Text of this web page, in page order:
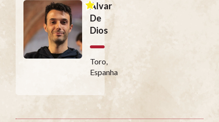
Alvar
De
Dios
Toro,
Espanha